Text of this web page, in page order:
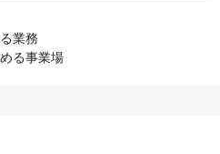
業務
る事業場